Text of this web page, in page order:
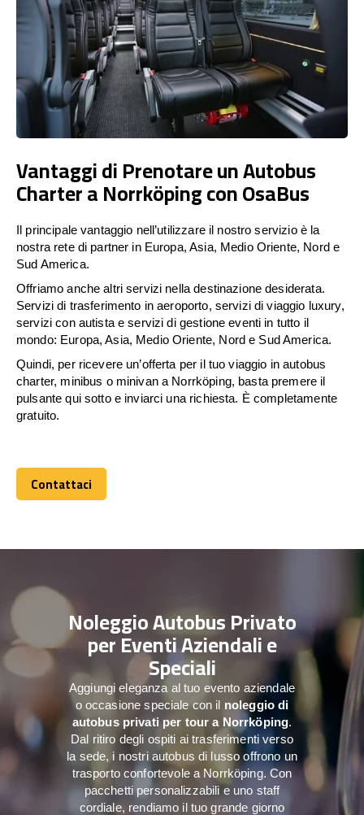
Vantaggi di Prenotare un Autobus
Charter a Norrköping con OsaBus
Il principale vantaggio nell’utilizzare il nostro servizio è la
nostra rete di partner in Europa, Asia, Medio Oriente, Nord e
Sud America.
Offriamo anche altri servizi nella destinazione desiderata.
Servizi di trasferimento in aeroporto, servizi di viaggio luxury,
servizi con autista e servizi di gestione eventi in tutto il
mondo: Europa, Asia, Medio Oriente, Nord e Sud America.
Quindi, per ricevere un’offerta per il tuo viaggio in autobus
charter, minibus o minivan a Norrköping, basta premere il
pulsante qui sotto e inviarci una richiesta. È completamente
gratuito.
Contattaci
Contattaci
Noleggio Autobus Privato
per Eventi Aziendali e
Speciali
Aggiungi eleganza al tuo evento aziendale
o occasione speciale con il noleggio di
autobus privati per tour a Norrköping.
Dal ritiro degli ospiti ai trasferimenti verso
la sede, i nostri autobus di lusso offrono un
trasporto confortevole a Norrköping. Con
pacchetti personalizzabili e uno staff
cordiale, rendiamo il tuo grande giorno